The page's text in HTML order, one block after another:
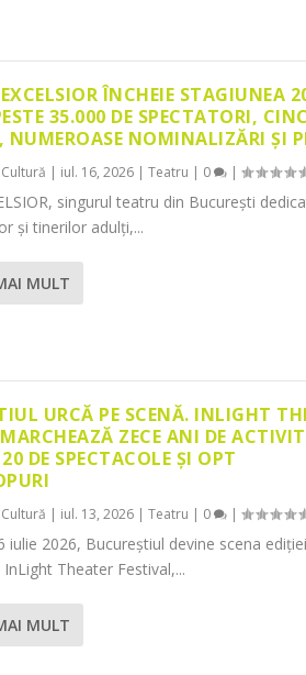
ÎNCHEIE STAGIUNEA
35.000 DE SPECTATORI,
NUMEROASE NOMINALIZĂRI ȘI
| iul. 16, 2026| Teatru | 0 |
singurul teatru din București
și tinerilor adulți,...
MULT
URCĂ PE SCENĂ. INLIGHT
ZECE ANI DE
DE SPECTACOLE ȘI OPT
| iul. 13, 2026| Teatru | 0 |
iulie 2026, Bucureștiul devine scena ediției
Theater Festival,...
MULT